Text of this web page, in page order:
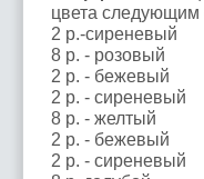
цвета
2 р.-сиреневый
8 р. - розовый
2 р. - бежевый
2 р. - сиреневый
8 р. - желтый
2 р. - бежевый
2 р. - сиреневый